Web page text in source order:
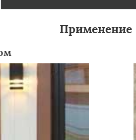
Орехово-Зуево
Сергиев Посад
Купавна
Химки
Чехов
Шатура
Электросталь
Белоомут
Применение
Даю согласие на обработку персональных